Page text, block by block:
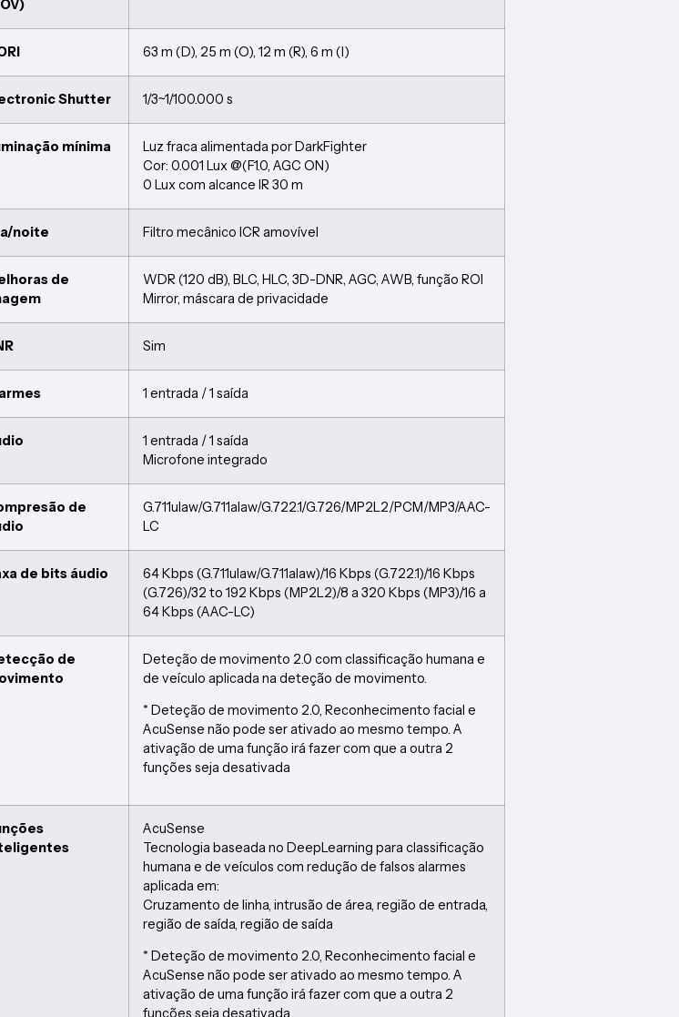
63 m (D), 25 m (O), 12 m (R), 6 m (I)
Shutter 1/3~1/100.000 s
mínima
Luz fraca alimentada por DarkFighter
Cor: 0.001 Lux @(F1.0, AGC ON)
0 Lux com alcance IR 30 m
noite Filtro mecânico ICR amovível
de
WDR (120 dB), BLC, HLC, 3D-DNR, AGC, AWB, função ROI
Mirror, máscara de privacidade
Sim
1 entrada / 1 saída
1 entrada / 1 saída
Microfone integrado
de
G.711ulaw/G.711alaw/G.722.1/G.726/MP2L2/PCM/MP3/AAC-
LC
de bits áudio
64 Kbps (G.711ulaw/G.711alaw)/16 Kbps (G.722.1)/16 Kbps
(G.726)/32 to 192 Kbps (MP2L2)/8 a 320 Kbps (MP3)/16 a
64 Kbps (AAC-LC)
de
Deteção de movimento 2.0 com classificação humana e
de veículo aplicada na deteção de movimento.
* Deteção de movimento 2.0, Reconhecimento facial e
AcuSense não pode ser ativado ao mesmo tempo. A
ativação de uma função irá fazer com que a outra 2
funções seja desativada
AcuSense
Tecnologia baseada no DeepLearning para classificação
humana e de veículos com redução de falsos alarmes
aplicada em:
Cruzamento de linha, intrusão de área, região de entrada,
região de saída, região de saída
* Deteção de movimento 2.0, Reconhecimento facial e
AcuSense não pode ser ativado ao mesmo tempo. A
ativação de uma função irá fazer com que a outra 2
funções seja desativada